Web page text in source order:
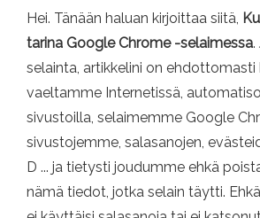
Hei. Tänään haluan kirjoittaa siitä,
tarina Google Chrome -selaimessa.
selainta, artikkelini on ehdottomasti
vaeltamme Internetissä,
sivustoilla, selaimemme Google
sivustojemme, salasanojen,
D ... ja tietysti joudumme ehkä
nämä tiedot, jotka selain täytti.